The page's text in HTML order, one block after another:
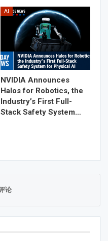
AI
NVIDIA Announces
Halos for Robotics, the
Industry’s First Full-
Stack Safety System…
论